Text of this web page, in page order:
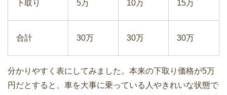
下取り 5万 10万 15万
合計 30万 30万 30万
分かりやすく表にしてみました。本来の下取り価格が5万
円だとすると、車を大事に乗っている人やきれいな状態で